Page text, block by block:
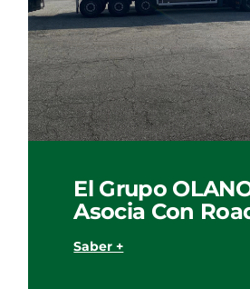
El Grupo
Asocia Con
Saber +